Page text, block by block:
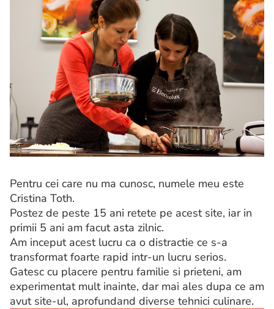
Pentru cei care nu ma cunosc, numele meu este
Cristina Toth.
Postez de peste 15 ani retete pe acest site, iar in
primii 5 ani am facut asta zilnic.
Am inceput acest lucru ca o distractie ce s-a
transformat foarte rapid intr-un lucru serios.
Gatesc cu placere pentru familie si prieteni, am
experimentat mult inainte, dar mai ales dupa ce am
avut site-ul, aprofundand diverse tehnici culinare.